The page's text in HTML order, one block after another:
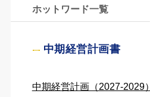
ホットワード一覧
中期経営計画書
中期経営計画（2027-2029）